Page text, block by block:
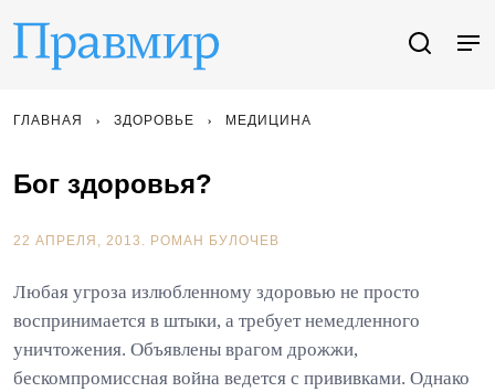
ГЛАВНАЯ ЗДОРОВЬЕ МЕДИЦИНА
Бог здоровья?
22 АПРЕЛЯ, 2013. РОМАН БУЛОЧЕВ
Любая угроза излюбленному здоровью не просто
воспринимается в штыки, а требует немедленного
уничтожения. Объявлены врагом дрожжи,
бескомпромиссная война ведется с прививками. Однако